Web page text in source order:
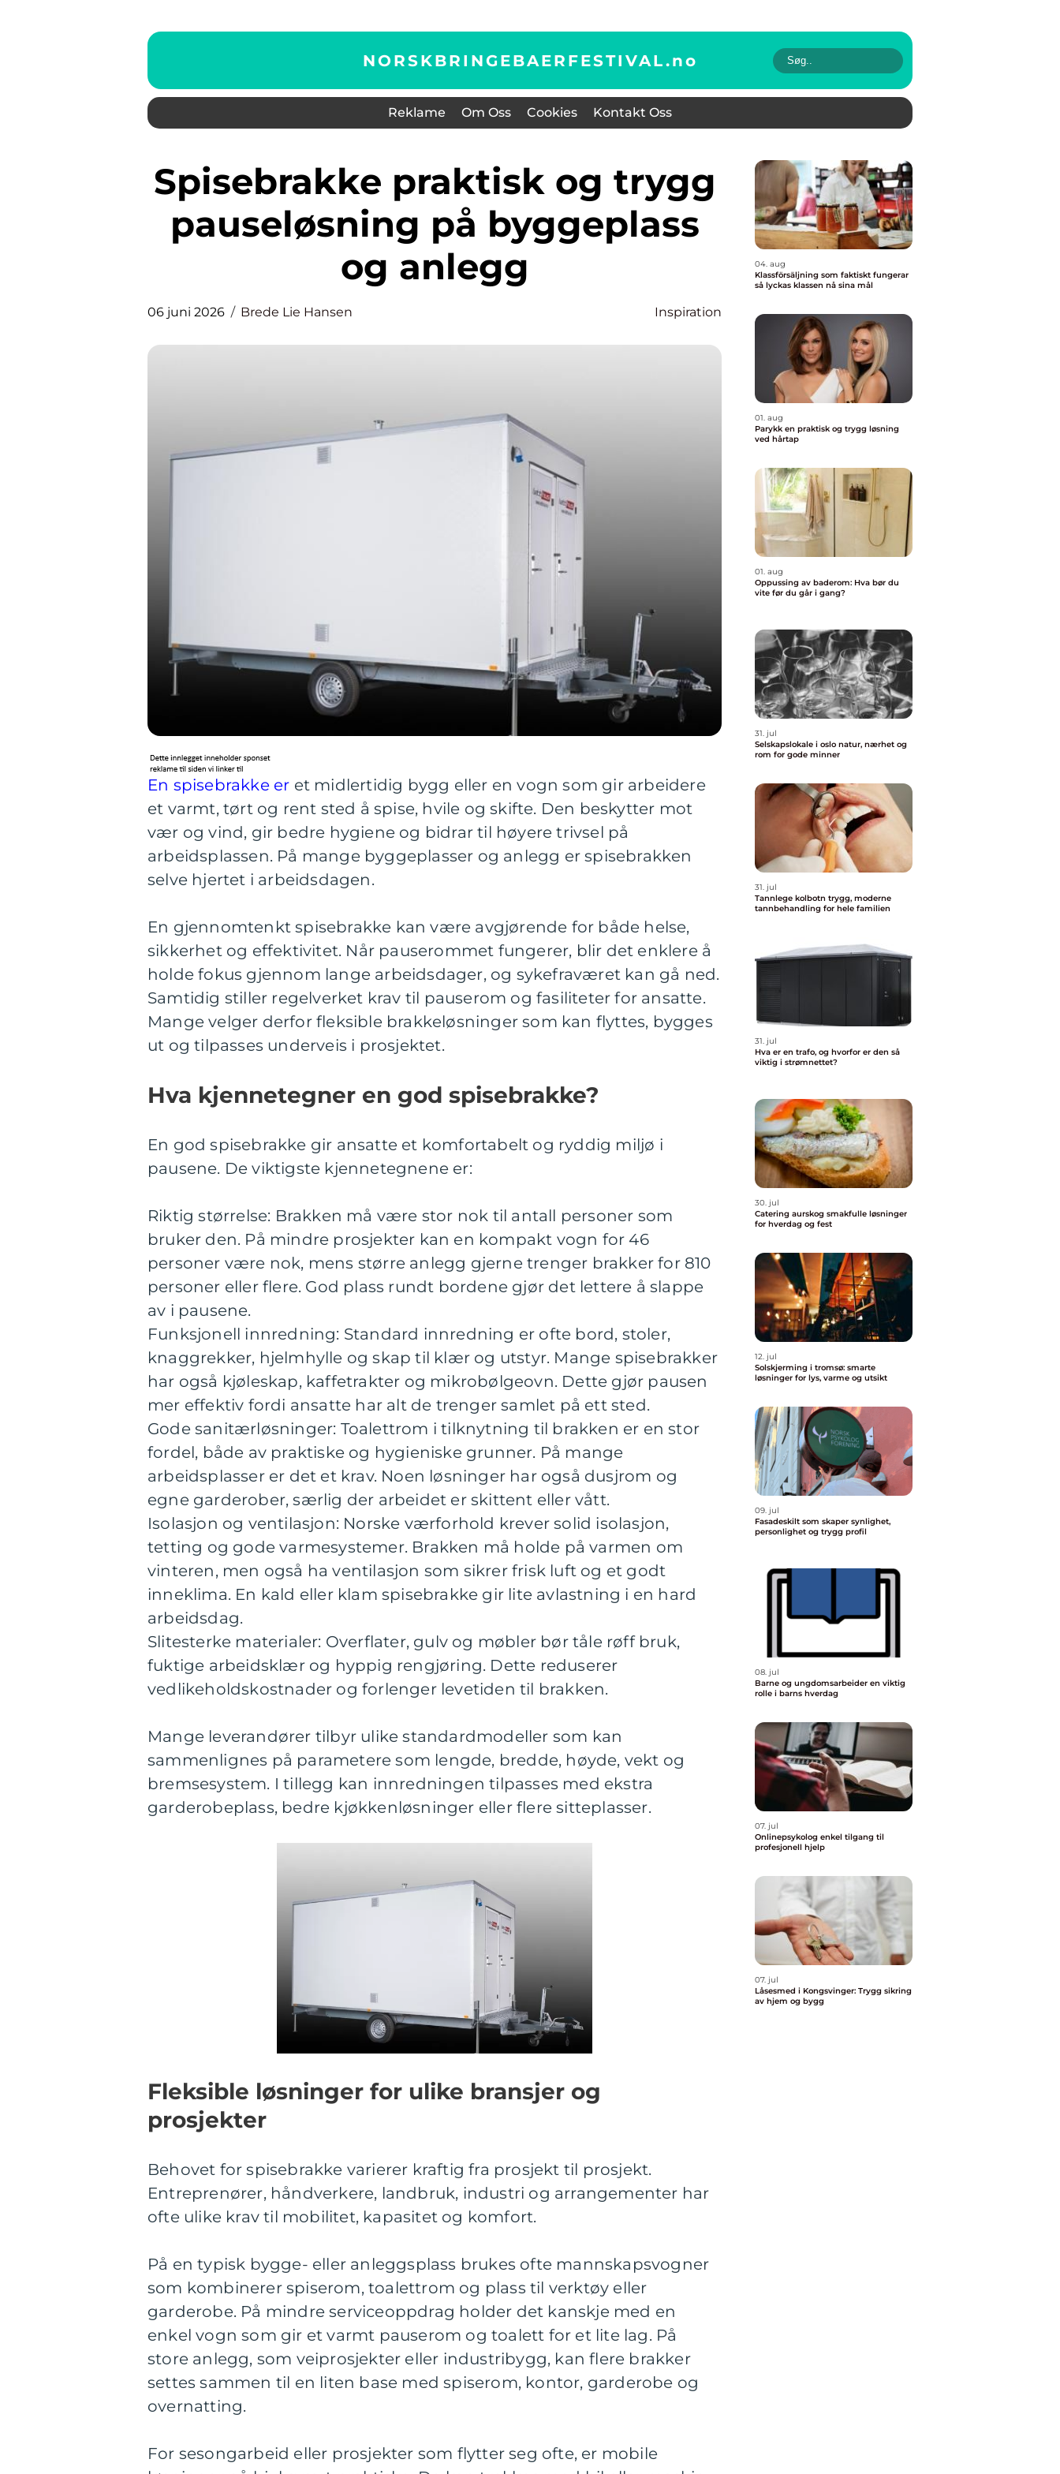
NORSKBRINGEBAERFESTIVAL.no
Reklame Om Oss Cookies Kontakt Oss
Spisebrakke praktisk og trygg
pauseløsning på byggeplass
og anlegg
06 juni 2026 Brede Lie Hansen Inspiration
En spisebrakke er et midlertidig bygg eller en vogn som gir arbeidere
et varmt, tørt og rent sted å spise, hvile og skifte. Den beskytter mot
vær og vind, gir bedre hygiene og bidrar til høyere trivsel på
arbeidsplassen. På mange byggeplasser og anlegg er spisebrakken
selve hjertet i arbeidsdagen.
En gjennomtenkt spisebrakke kan være avgjørende for både helse,
sikkerhet og effektivitet. Når pauserommet fungerer, blir det enklere å
holde fokus gjennom lange arbeidsdager, og sykefraværet kan gå ned.
Samtidig stiller regelverket krav til pauserom og fasiliteter for ansatte.
Mange velger derfor fleksible brakkeløsninger som kan flyttes, bygges
ut og tilpasses underveis i prosjektet.
Hva kjennetegner en god spisebrakke?
En god spisebrakke gir ansatte et komfortabelt og ryddig miljø i
pausene. De viktigste kjennetegnene er:
Riktig størrelse: Brakken må være stor nok til antall personer som
bruker den. På mindre prosjekter kan en kompakt vogn for 46
personer være nok, mens større anlegg gjerne trenger brakker for 810
personer eller flere. God plass rundt bordene gjør det lettere å slappe
av i pausene.
Funksjonell innredning: Standard innredning er ofte bord, stoler,
knaggrekker, hjelmhylle og skap til klær og utstyr. Mange spisebrakker
har også kjøleskap, kaffetrakter og mikrobølgeovn. Dette gjør pausen
mer effektiv fordi ansatte har alt de trenger samlet på ett sted.
Gode sanitærløsninger: Toalettrom i tilknytning til brakken er en stor
fordel, både av praktiske og hygieniske grunner. På mange
arbeidsplasser er det et krav. Noen løsninger har også dusjrom og
egne garderober, særlig der arbeidet er skittent eller vått.
Isolasjon og ventilasjon: Norske værforhold krever solid isolasjon,
tetting og gode varmesystemer. Brakken må holde på varmen om
vinteren, men også ha ventilasjon som sikrer frisk luft og et godt
inneklima. En kald eller klam spisebrakke gir lite avlastning i en hard
arbeidsdag.
Slitesterke materialer: Overflater, gulv og møbler bør tåle røff bruk,
fuktige arbeidsklær og hyppig rengjøring. Dette reduserer
vedlikeholdskostnader og forlenger levetiden til brakken.
Mange leverandører tilbyr ulike standardmodeller som kan
sammenlignes på parametere som lengde, bredde, høyde, vekt og
bremsesystem. I tillegg kan innredningen tilpasses med ekstra
garderobeplass, bedre kjøkkenløsninger eller flere sitteplasser.
Fleksible løsninger for ulike bransjer og
prosjekter
Behovet for spisebrakke varierer kraftig fra prosjekt til prosjekt.
Entreprenører, håndverkere, landbruk, industri og arrangementer har
ofte ulike krav til mobilitet, kapasitet og komfort.
På en typisk bygge- eller anleggsplass brukes ofte mannskapsvogner
som kombinerer spiserom, toalettrom og plass til verktøy eller
garderobe. På mindre serviceoppdrag holder det kanskje med en
enkel vogn som gir et varmt pauserom og toalett for et lite lag. På
store anlegg, som veiprosjekter eller industribygg, kan flere brakker
settes sammen til en liten base med spiserom, kontor, garderobe og
overnatting.
For sesongarbeid eller prosjekter som flytter seg ofte, er mobile
04. aug
Klassförsäljning som faktiskt fungerar
så lyckas klassen nå sina mål
01. aug
Parykk en praktisk og trygg løsning
ved hårtap
01. aug
Oppussing av baderom: Hva bør du
vite før du går i gang?
31. jul
Selskapslokale i oslo natur, nærhet og
rom for gode minner
31. jul
Tannlege kolbotn trygg, moderne
tannbehandling for hele familien
31. jul
Hva er en trafo, og hvorfor er den så
viktig i strømnettet?
30. jul
Catering aurskog smakfulle løsninger
for hverdag og fest
12. jul
Solskjerming i tromsø: smarte
løsninger for lys, varme og utsikt
09. jul
Fasadeskilt som skaper synlighet,
personlighet og trygg profil
08. jul
Barne og ungdomsarbeider en viktig
rolle i barns hverdag
07. jul
Onlinepsykolog enkel tilgang til
profesjonell hjelp
07. jul
Låsesmed i Kongsvinger: Trygg sikring
av hjem og bygg